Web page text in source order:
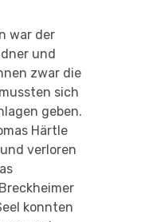
war der
und
zwar die
sich
geben.
Härtle
verloren
konnten